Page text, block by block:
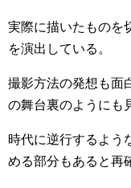
実際に描いたものを
を演出している。
撮影方法の発想も面
の舞台裏のようにも
時代に逆行するよう
める部分もあると再